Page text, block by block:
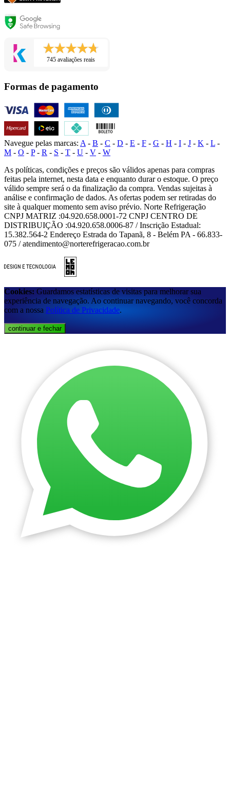
745 avaliações reais
Formas de pagamento
Navegue pelas marcas: A - B - C - D - E - F - G - H - I - J - K - L -
M - O - P- R - S - T - U - V - W
As políticas, condições e preços são válidos apenas para compras
feitas pela internet, nesta data e enquanto durar o estoque. O preço
válido sempre será o da finalização da compra. Vendas sujeitas à
análise e confirmação de dados. As ofertas podem ser retiradas do
site à qualquer momento sem aviso prévio. Norte Refrigeração
CNPJ MATRIZ :04.920.658.0001-72 CNPJ CENTRO DE
DISTRIBUIÇÃO :04.920.658.0006-87 / Inscrição Estadual:
15.382.564-2 Endereço Estrada do Tapanã, 8 - Belém PA - 66.833-
075 / atendimento@norterefrigeracao.com.br
Cookies: Guardamos estatísticas de visitas para melhorar sua
experiência de navegação. Ao continuar navegando, você concorda
com a nossa Política de Privacidade.
continuar e fechar